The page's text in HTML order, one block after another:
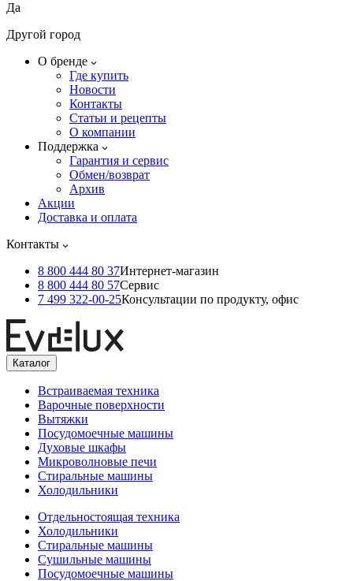
Да
Другой город
О бренде
Где купить
Новости
Контакты
Статьи и рецепты
О компании
Поддержка
Гарантия и сервис
Обмен/возврат
Архив
Акции
Доставка и оплата
Контакты
8 800 444 80 37Интернет-магазин
8 800 444 80 57Сервис
7 499 322-00-25Консультации по продукту, офис
Каталог
Встраиваемая техника
Варочные поверхности
Вытяжки
Посудомоечные машины
Духовые шкафы
Микроволновые печи
Стиральные машины
Холодильники
Отдельностоящая техника
Холодильники
Стиральные машины
Сушильные машины
Посудомоечные машины